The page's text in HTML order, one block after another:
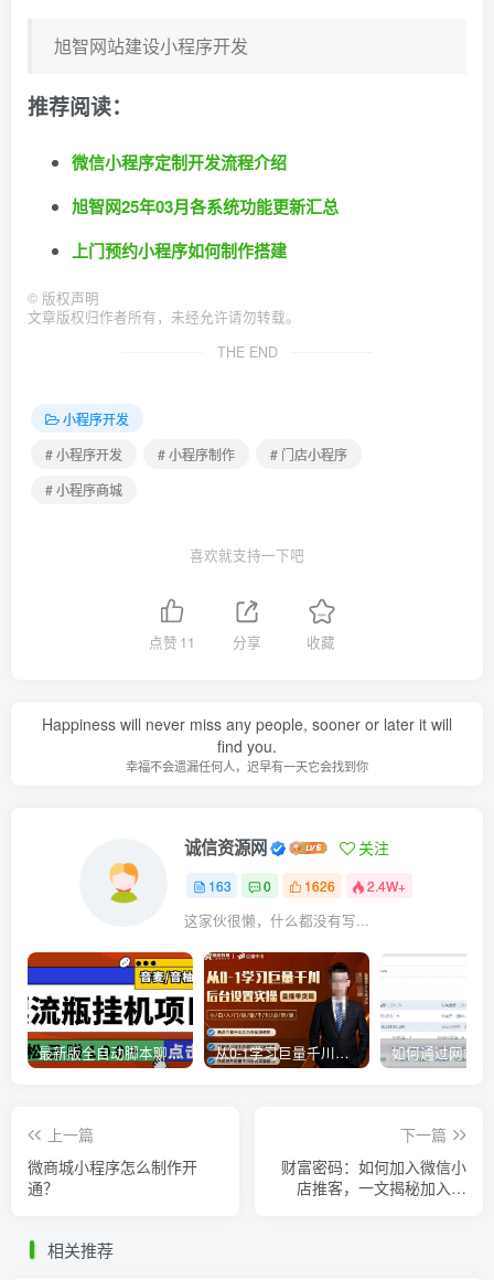
旭智网站建设小程序开发
推荐阅读：
微信小程序定制开发流程介绍
旭智网25年03月各系统功能更新汇总
上门预约小程序如何制作搭建
© 版权声明
文章版权归作者所有，未经允许请勿转载。
THE END
小程序开发
# 小程序开发
# 小程序制作
# 门店小程序
# 小程序商城
喜欢就支持一下吧
点赞 11 分享 收藏
Happiness will never miss any people, sooner or later it will
find you.
幸福不会遗漏任何人，迟早有一天它会找到你
诚信资源网 关注
163 0 1626 2.4W+
这家伙很懒，什么都没有写...
最新版全自动脚本聊天挂机漂流瓶项目，单窗口稳定每天收益100+ 从0-1学习巨量千川，后台设置实操，直播带货篇，新手小白入门千川必听课
上一篇
微商城小程序怎么制作开
通？
下一篇
财富密码：如何加入微信小
店推客，一文揭秘加入秘
相关推荐